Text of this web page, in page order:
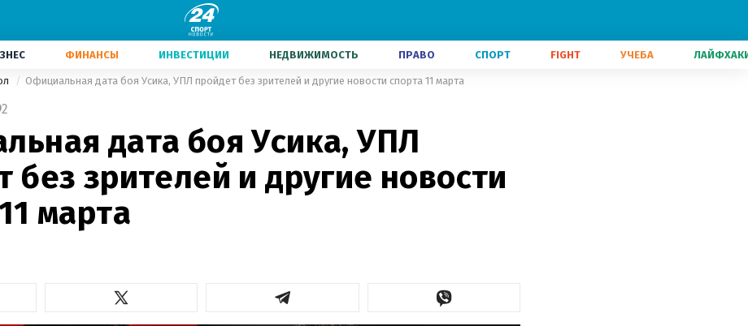
ФИНАНСЫ ИНВЕСТИЦИИ НЕДВИЖИМОСТЬ ПРАВО СПОРТ FIGHT УЧЕБА
Официальная дата боя Усика, УПЛ пройдет без зрителей и другие новости спорта 11 марта
2
дата боя Усика, УПЛ
без зрителей и другие новости
марта